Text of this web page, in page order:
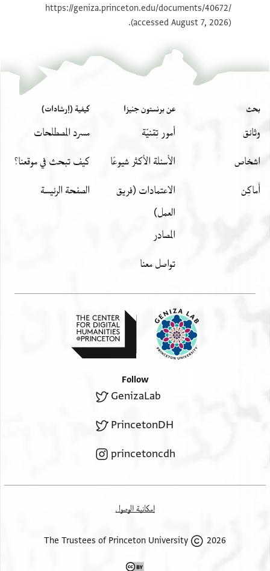
https://geniza.princeton.edu/documents/40672/
(accessed August 7, 2026).
بحث
وثائق
اشخاص
أَماكِن
عن برنستون جنيزا
أمور تِقنيّة
الأسئلة الأكثر شيوعًا
الاعتمادات (فريق
العمل)
المصادر
تواصل معنا
كيفية (إرشادات)
مسرد المصطلحات
كيف تبحث في موقعنا؟
الصفحة الرئيسة
Follow
GenizaLab
PrincetonDH
princetoncdh
إمكانية الوصول
2026 The Trustees of Princeton University